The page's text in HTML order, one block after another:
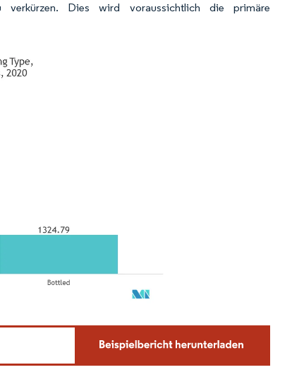
verkürzen. Dies wird voraussichtlich die primäre